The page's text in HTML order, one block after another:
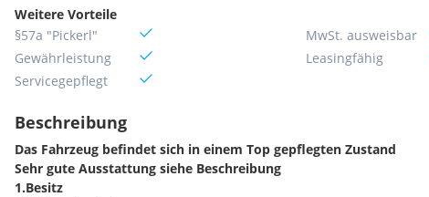
Weitere Vorteile
§57a "Pickerl"
Gewährleistung
Servicegepflegt
MwSt. ausweisbar
Leasingfähig
Beschreibung
Das Fahrzeug befindet sich in einem Top gepflegten Zustand
Sehr gute Ausstattung siehe Beschreibung
1.Besitz